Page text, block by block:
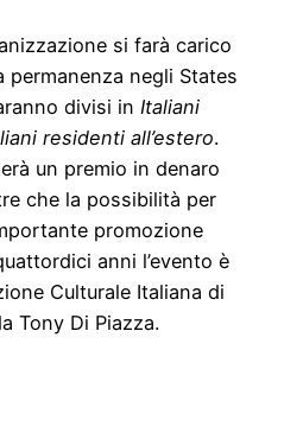
si farà carico
negli States
divisi in Italiani
residenti all’estero.
un premio in denaro
che la possibilità per
promozione
anni l’evento è
Culturale Italiana di
Tony Di Piazza.